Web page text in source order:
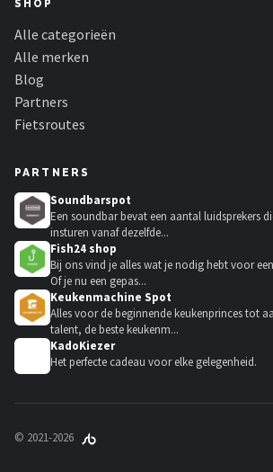
SHOP
Alle categorieën
Alle merken
Blog
Partners
Fietsroutes
PARTNERS
Soundbarspot
Een soundbar bevat een aantal luidsprekers
insturen vanaf dezelfde...
Fish24 shop
Bij ons vind je alles wat je nodig hebt voor
Of je nu een gepas...
Keukenmachine Spot
Alles voor de beginnende keukenprinces tot
talent, de beste keukenm...
KadoKiezer
Het perfecte cadeau voor elke gelegenheid.
© 2021-2026